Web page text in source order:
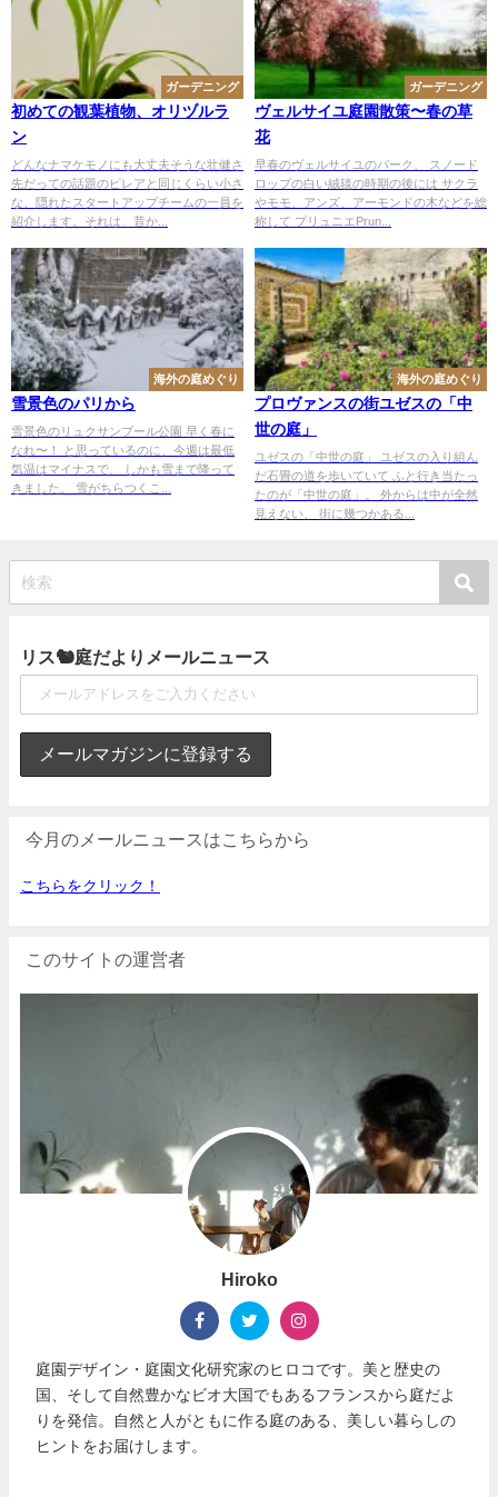
ガーデニング
初めての観葉植物、オリヅルラ
ン
どんなナマケモノにも大丈夫そうな壮健さ
先だっての話題のピレアと同じくらい小さ
な、隠れたスタートアップチームの一員を
紹介します。それは、昔か...
ガーデニング
ヴェルサイユ庭園散策〜春の草
花
早春のヴェルサイユのパーク、 スノード
ロップの白い絨毯の時期の後には サクラ
やモモ、アンズ、アーモンドの木などを総
称して プリュニエPrun...
海外の庭めぐり
雪景色のパリから
雪景色のリュクサンブール公園 早く春に
なれ〜！ と思っているのに、今週は最低
気温はマイナスで、 しかも雪まで降って
きました。 雪がちらつくこ...
海外の庭めぐり
プロヴァンスの街ユゼスの「中
世の庭」
ユゼスの「中世の庭」 ユゼスの入り組ん
だ石畳の道を歩いていて ふと行き当たっ
たのが「中世の庭」。 外からは中が全然
見えない、 街に幾つかある...
リス🐿庭だよりメールニュース
今月のメールニュースはこちらから
こちらをクリック！
このサイトの運営者
Hiroko
庭園デザイン・庭園文化研究家のヒロコです。美と歴史の
国、そして自然豊かなビオ大国でもあるフランスから庭だよ
りを発信。自然と人がともに作る庭のある、美しい暮らしの
ヒントをお届けします。